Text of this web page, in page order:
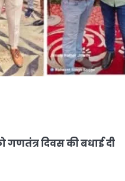
दिवस की बधाई दी